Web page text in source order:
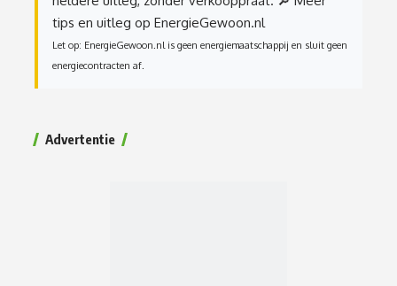
tips en uitleg op EnergieGewoon.nl
Let op: EnergieGewoon.nl is geen energiemaatschappij en sluit geen
energiecontracten af.
Advertentie